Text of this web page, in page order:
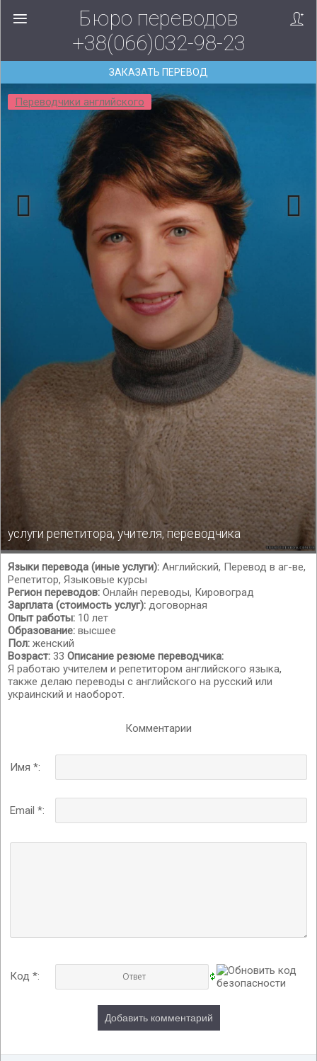
Бюро переводов
+38(066)032-98-23
ЗАКАЗАТЬ ПЕРЕВОД
Переводчики английского
услуги репетитора, учителя, переводчика
Языки перевода (иные услуги): Английский, Перевод в аг-ве,
Репетитор, Языковые курсы
Регион переводов: Онлайн переводы, Кировоград
Зарплата (стоимость услуг): договорная
Опыт работы: 10 лет
Образование: высшее
Пол: женский
Возраст: 33 Описание резюме переводчика:
Я работаю учителем и репетитором английского языка,
также делаю переводы с английского на русский или
украинский и наоборот.
Комментарии
Имя *:
Email *:
Код *: